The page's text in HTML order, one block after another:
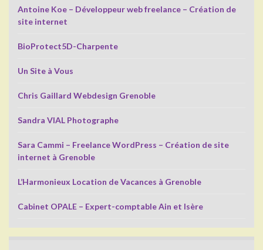
Antoine Koe – Développeur web freelance – Création de
site internet
BioProtect5D-Charpente
Un Site à Vous
Chris Gaillard Webdesign Grenoble
Sandra VIAL Photographe
Sara Cammi – Freelance WordPress – Création de site
internet à Grenoble
L’Harmonieux Location de Vacances à Grenoble
Cabinet OPALE – Expert-comptable Ain et Isère